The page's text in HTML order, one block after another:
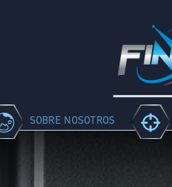
SOBRE NOSOTROS